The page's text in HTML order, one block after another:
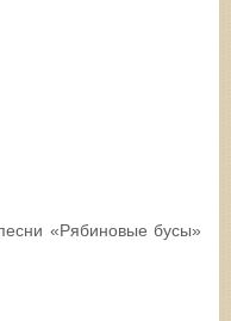
«Рябиновые бусы»